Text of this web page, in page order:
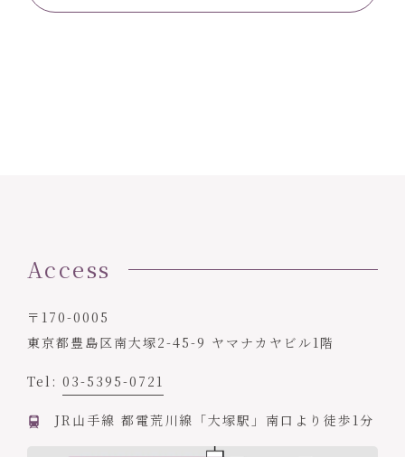
Access
〒170-0005
東京都豊島区南大塚2-45-9 ヤマナカヤビル1階
Tel: 03-5395-0721
JR山手線 都電荒川線「大塚駅」南口より徒歩1分